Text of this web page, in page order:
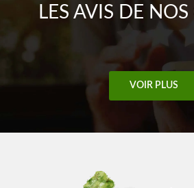
LES AVIS DE
VOIR PLUS